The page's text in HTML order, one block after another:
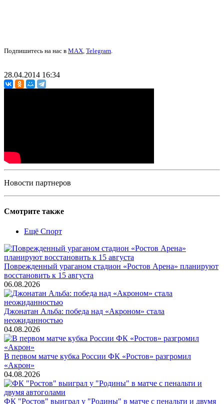
Подпишитесь на нас в MAX, Telegram.
28.04.2014 16:34
Новости партнеров
Смотрите также
Ещё Спорт
Поврежденный ураганом стадион «Ростов Арена» планируют
восстановить к 15 августа
06.08.2026
Джонатан Альба: победа над «Акроном» стала
неожиданностью
04.08.2026
В первом матче кубка России ФК «Ростов» разгромил
«Акрон»
04.08.2026
ФК "Ростов" выиграл у "Родины" в матче с пенальти и двумя